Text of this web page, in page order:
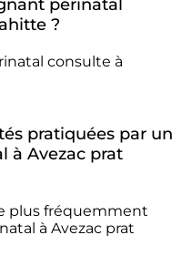
périnatal
?
consulte à
pratiquées par un
à Avezac prat
plus fréquemment
à Avezac prat